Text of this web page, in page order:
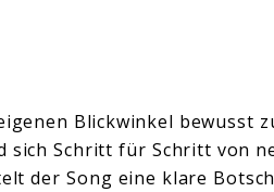
Blickwinkel bewusst
sich Schritt für Schritt von
der Song eine klare